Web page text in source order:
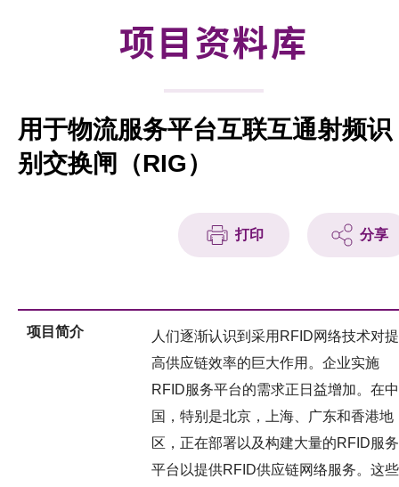
征求研发项目计划书
项目伙伴
项目资料库
用于物流服务平台互联互通射频识
别交换闸（RIG）
打印 分享
项目简介
人们逐渐认识到采用RFID网络技术对提
高供应链效率的巨大作用。企业实施
RFID服务平台的需求正日益增加。在中
国，特别是北京，上海、广东和香港地
区，正在部署以及构建大量的RFID服务
平台以提供RFID供应链网络服务。这些